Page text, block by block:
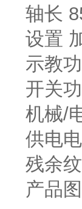
轴长
设置
示教
开关
机械/
供电
残余
产品